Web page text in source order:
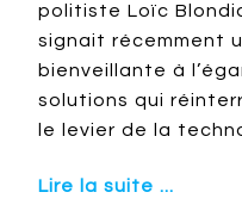
politiste Loïc
signait récemment
bienveillante à
solutions qui
le levier de la
Lire la suite ...